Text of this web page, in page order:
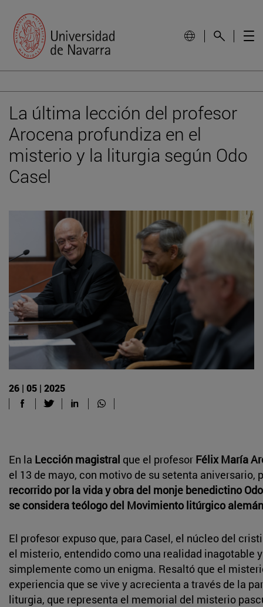
La última lección del profesor
Arocena profundiza en el
misterio y la liturgia según Odo
Casel
26 | 05 | 2025
En la Lección magistral que el profesor Félix María
el 13 de mayo, con motivo de su setenta aniversario,
recorrido por la vida y obra del monje benedictino
se considera teólogo del Movimiento litúrgico alemán
El profesor expuso que, para Casel, el núcleo del
el misterio, entendido como una realidad inagotable
simplemente como un enigma. Resaltó que el
experiencia que se vive y acrecienta a través de la
liturgia, que representa el memorial del misterio